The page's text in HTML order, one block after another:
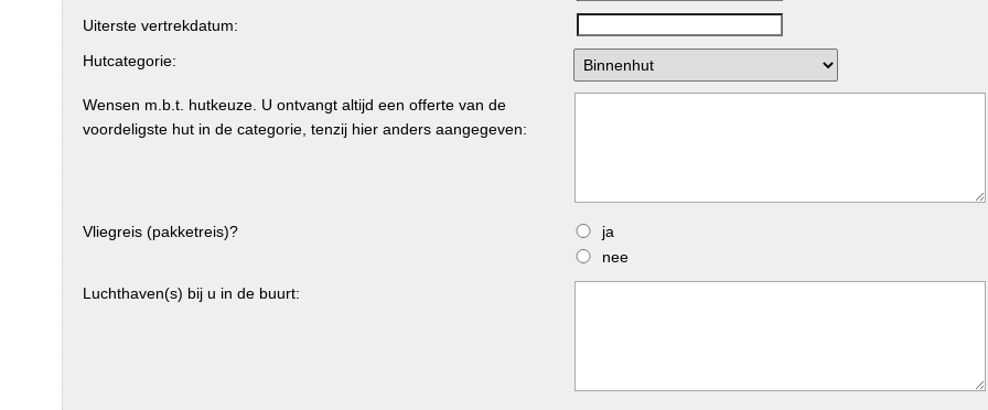
Uiterste vertrekdatum:
Hutcategorie:
Wensen m.b.t. hutkeuze. U ontvangt altijd een offerte van de
voordeligste hut in de categorie, tenzij hier anders aangegeven:
Vliegreis (pakketreis)?
ja
nee
Luchthaven(s) bij u in de buurt: